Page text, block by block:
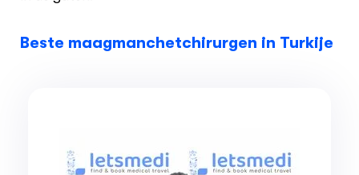
Beste maagmanchetchirurgen in Turkije